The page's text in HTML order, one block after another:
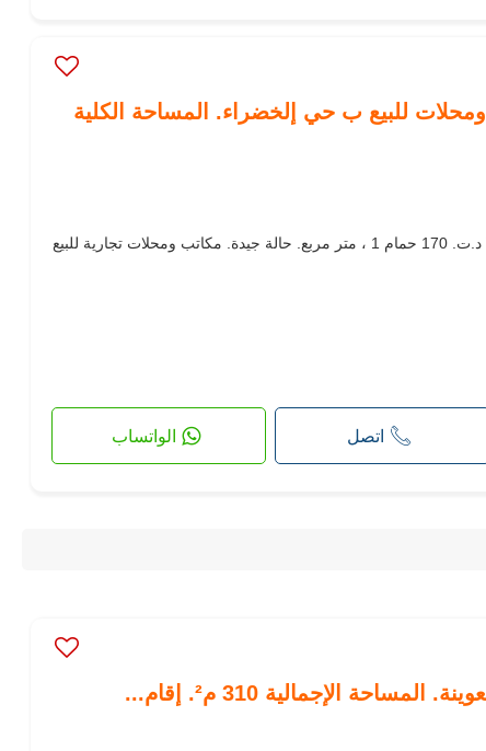
للبيع ب حي إلخضراء. المساحة الكلية
مكاتب ومحلات للبيع. الثمن 715,000 د.ت. 170 حمام 1 ، متر مربع. حالة جيدة. مكاتب ومحلات تجارية للبيع
اتصل الواتساب
الإجمالية 310 م². إقام...